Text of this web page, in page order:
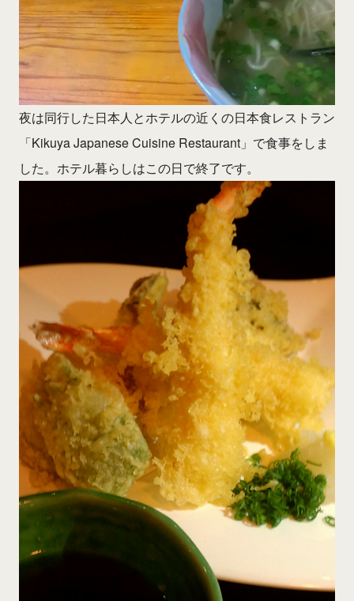
夜は同行した日本人とホテルの近くの日本食レストラン
「Kikuya Japanese Cuisine Restaurant」で食事をしま
した。ホテル暮らしはこの日で終了です。